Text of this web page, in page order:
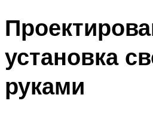
установка
руками